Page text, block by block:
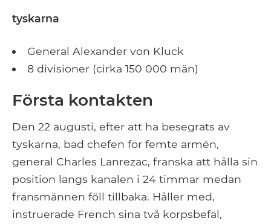
tyskarna
General Alexander von Kluck
8 divisioner (cirka 150 000 män)
Första kontakten
Den 22 augusti, efter att ha besegrats av
tyskarna, bad chefen för femte armén,
general Charles Lanrezac, franska att hålla sin
position längs kanalen i 24 timmar medan
fransmännen föll tillbaka. Håller med,
instruerade French sina två korpsbefäl,